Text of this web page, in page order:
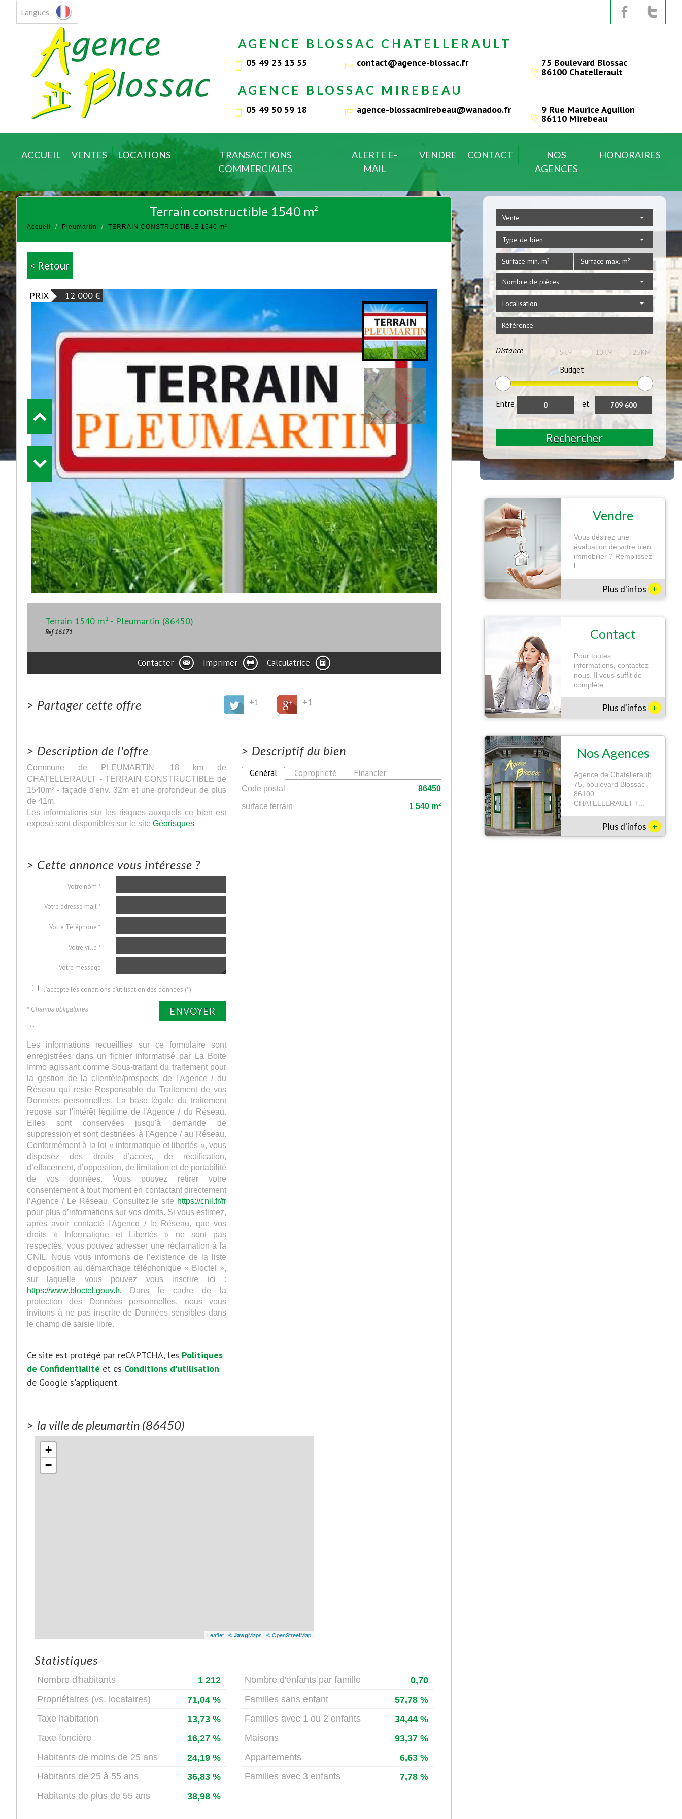
Langues
AGENCE BLOSSAC CHATELLERAULT
05 49 23 13 55 contact@agence-blossac.fr 75 Boulevard Blossac
86100 Chatellerault
AGENCE BLOSSAC MIREBEAU
05 49 50 59 18 agence-blossacmirebeau@wanadoo.fr 9 Rue Maurice Aguillon
86110 Mirebeau
ACCUEIL VENTES LOCATIONS
TRANSACTIONS
COMMERCIALES
ALERTE E-
MAIL
VENDRE CONTACT
NOS
AGENCES
HONORAIRES
Vente
Type de bien
Nombre de pièces
Localisation
Distance 5KM 10KM 25KM
Budget
Entre et
Rechercher
terrain constructible 1540 m²
Accueil Pleumartin TERRAIN CONSTRUCTIBLE 1540 m²
< Retour
PRIX 12 000 €
Terrain 1540 m² - Pleumartin (86450)
Ref 16171
Contacter Imprimer Calculatrice
> Partager cette offre +1 +1
> Description de l'offre
Commune de PLEUMARTIN -18 km de
CHATELLERAULT - TERRAIN CONSTRUCTIBLE de
1540m² - façade d'env. 32m et une profondeur de plus
de 41m.
Les informations sur les risques auxquels ce bien est
exposé sont disponibles sur le site Géorisques
> Descriptif du bien
Général Copropriété Financier
Code postal
86450
surface terrain
1 540 m²
> Cette annonce vous intéresse ?
Votre nom *
Votre adresse mail *
Votre Téléphone *
Votre ville *
Votre message
J'accepte les conditions d'utilisation des données (*)
* Champs obligatoires ENVOYER
* :
Les informations recueillies sur ce formulaire sont
enregistrées dans un fichier informatisé par La Boite
Immo agissant comme Sous-traitant du traitement pour
la gestion de la clientèle/prospects de l'Agence / du
Réseau qui reste Responsable du Traitement de vos
Données personnelles. La base légale du traitement
repose sur l'intérêt légitime de l'Agence / du Réseau.
Elles sont conservées jusqu'à demande de
suppression et sont destinées à l'Agence / au Réseau.
Conformément à la loi « informatique et libertés », vous
disposez des droits d’accès, de rectification,
d’effacement, d’opposition, de limitation et de portabilité
de vos données. Vous pouvez retirer votre
consentement à tout moment en contactant directement
l’Agence / Le Réseau. Consultez le site https://cnil.fr/fr
pour plus d’informations sur vos droits. Si vous estimez,
après avoir contacté l'Agence / le Réseau, que vos
droits « Informatique et Libertés » ne sont pas
respectés, vous pouvez adresser une réclamation à la
CNIL. Nous vous informons de l’existence de la liste
d'opposition au démarchage téléphonique « Bloctel »,
sur laquelle vous pouvez vous inscrire ici :
https://www.bloctel.gouv.fr. Dans le cadre de la
protection des Données personnelles, nous vous
invitons à ne pas inscrire de Données sensibles dans
le champ de saisie libre.
Ce site est protégé par reCAPTCHA, les Politiques
de Confidentialité et es Conditions d'utilisation
de Google s'appliquent.
> la ville de pleumartin (86450)
+
−
Leaflet |©JawgMaps |© OpenStreetMap
Statistiques
Nombre d'habitants
1 212
Propriétaires (vs. locataires)
71,04 %
Taxe habitation
13,73 %
Taxe foncière
16,27 %
Habitants de moins de 25 ans
24,19 %
Habitants de 25 à 55 ans
36,83 %
Habitants de plus de 55 ans
38,98 %
Nombre d'enfants par famille
0,70
Familles sans enfant
57,78 %
Familles avec 1 ou 2 enfants
34,44 %
Maisons
93,37 %
Appartements
6,63 %
Familles avec 3 enfants
7,78 %
Vendre
Vous désirez une
évaluation de votre bien
immobilier ? Remplissez
l...
Plus d'infos +
Contact
Pour toutes
informations, contactez
nous. Il vous suffit de
compléte...
Plus d'infos +
Nos Agences
Agence de Chatellerault
75, boulevard Blossac -
86100
CHATELLERAULT T...
Plus d'infos +